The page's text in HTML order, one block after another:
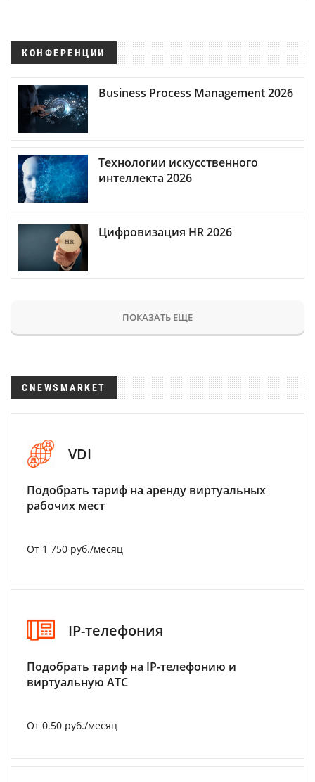
КОНФЕРЕНЦИИ
Business Process Management 2026
Технологии искусственного
интеллекта 2026
Цифровизация HR 2026
ПОКАЗАТЬ ЕЩЕ
CNEWSMARKET
VDI
Подобрать тариф на аренду виртуальных
рабочих мест
От 1 750 руб./месяц
IP-телефония
Подобрать тариф на IP-телефонию и
виртуальную АТС
От 0.50 руб./месяц